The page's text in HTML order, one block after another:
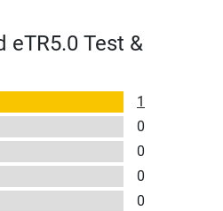
eTR5.0 Test &
1
0
0
0
0